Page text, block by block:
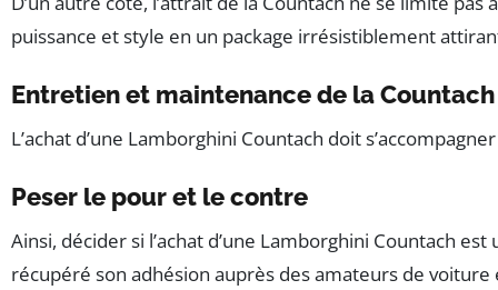
puissance et style en un package irrésistiblement
Entretien et maintenance de la Countach
L’achat d’une Lamborghini Countach doit
Peser le pour et le contre
Ainsi, décider si l’achat d’une Lamborghini Countach
récupéré son adhésion auprès des amateurs de voiture